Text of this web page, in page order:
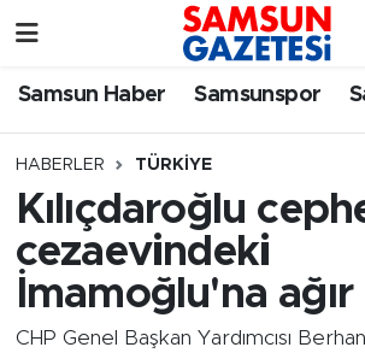
Samsun Haber Samsunspor
HABERLER TÜRKIYE
Kılıçdaroğlu
cezaevindeki
İmamoğlu'na
CHP Genel Başkan Yardımcısı
Samsun Haber
Samsunspor
Samsun Rehberi
Resmi İlanlar
Samsun Nöbetçi Eczaneler
Samsun Hava Durumu
SAMSUN Namaz Vakitleri
Samsun Trafik Yoğunluk
Süper Lig Puan Durumu ve